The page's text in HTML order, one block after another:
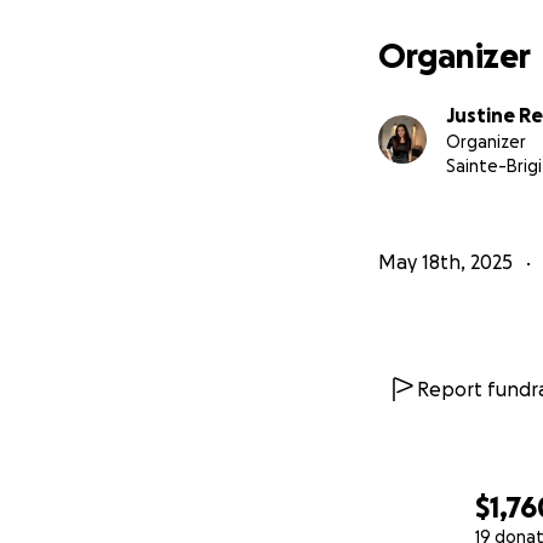
19
Et parce que
Pour Milka, merci
Organizer
Justine
Organizer
Sainte-
May 18th, 2025
Report